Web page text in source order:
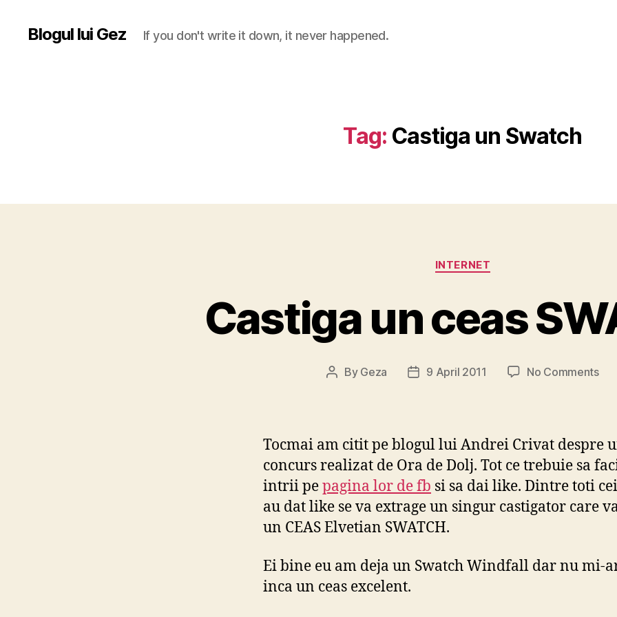
Blogul lui Gez If you don't write it down, it never happened.
Tag: Castiga un Swatch
Categories
INTERNET
Castiga un ceas
Post
By Geza
Post9 April 2011 No Commentson
Tocmai am citit pe blogul lui Andrei Crivat despre
concurs realizat de Ora de Dolj. Tot ce trebuie sa
intrii pepagina lor de fb si sa dai like. Dintre toti
au dat like se va extrage un singur castigator care
un CEAS Elvetian SWATCH.
Ei bine eu am deja un Swatch Windfall dar nu mi-
inca un ceas excelent.